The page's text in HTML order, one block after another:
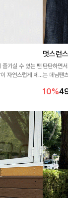
즐기실 수 있는 팬
자연스럽게 체
멋스런
탄탄하면
는 데님팬
10%